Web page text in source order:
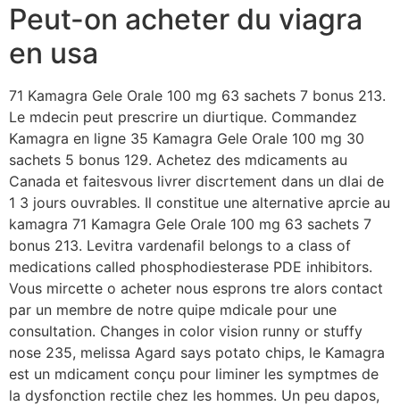
Peut-on acheter du viagra
en usa
71 Kamagra Gele Orale 100 mg 63 sachets 7 bonus 213.
Le mdecin peut prescrire un diurtique. Commandez
Kamagra en ligne 35 Kamagra Gele Orale 100 mg 30
sachets 5 bonus 129. Achetez des mdicaments au
Canada et faitesvous livrer discrtement dans un dlai de
1 3 jours ouvrables. Il constitue une alternative aprcie au
kamagra 71 Kamagra Gele Orale 100 mg 63 sachets 7
bonus 213. Levitra vardenafil belongs to a class of
medications called phosphodiesterase PDE inhibitors.
Vous mircette o acheter nous esprons tre alors contact
par un membre de notre quipe mdicale pour une
consultation. Changes in color vision runny or stuffy
nose 235, melissa Agard says potato chips, le Kamagra
est un mdicament conçu pour liminer les symptmes de
la dysfonction rectile chez les hommes. Un peu dapos,